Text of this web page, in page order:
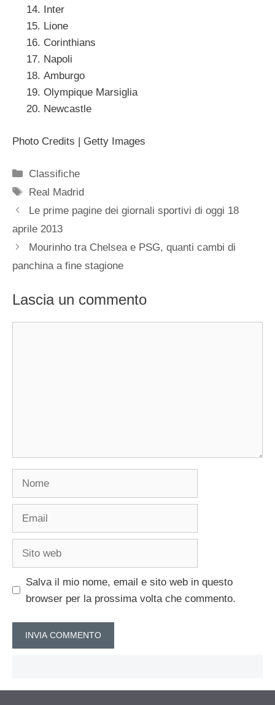
Inter
Lione
Corinthians
Napoli
Amburgo
Olympique Marsiglia
Newcastle
Photo Credits | Getty Images
Categorie
Classifiche
Tag
Real Madrid
Le prime pagine dei giornali sportivi di oggi 18
aprile 2013
Mourinho tra Chelsea e PSG, quanti cambi di
panchina a fine stagione
Lascia un commento
Nome
Email
Sito
Salva il mio nome, email e sito web in questo
browser per la prossima volta che commento.